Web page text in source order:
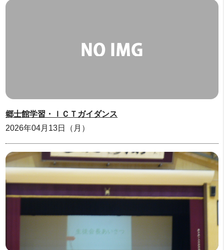
郷士館学習・ＩＣＴガイダンス
2026年04月13日（月）